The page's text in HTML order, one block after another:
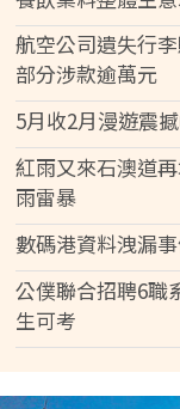
航空公司遺失行
部分涉款逾萬元
5月收2月漫遊震
紅雨又來石澳道
雨雷暴
數碼港資料洩漏
公僕聯合招聘6職
生可考